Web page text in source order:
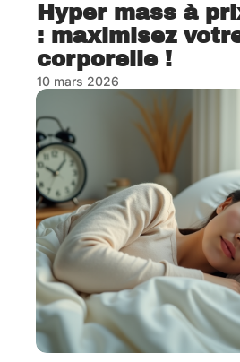
Hyper mass à
: maximisez
corporelle !
10 mars 2026